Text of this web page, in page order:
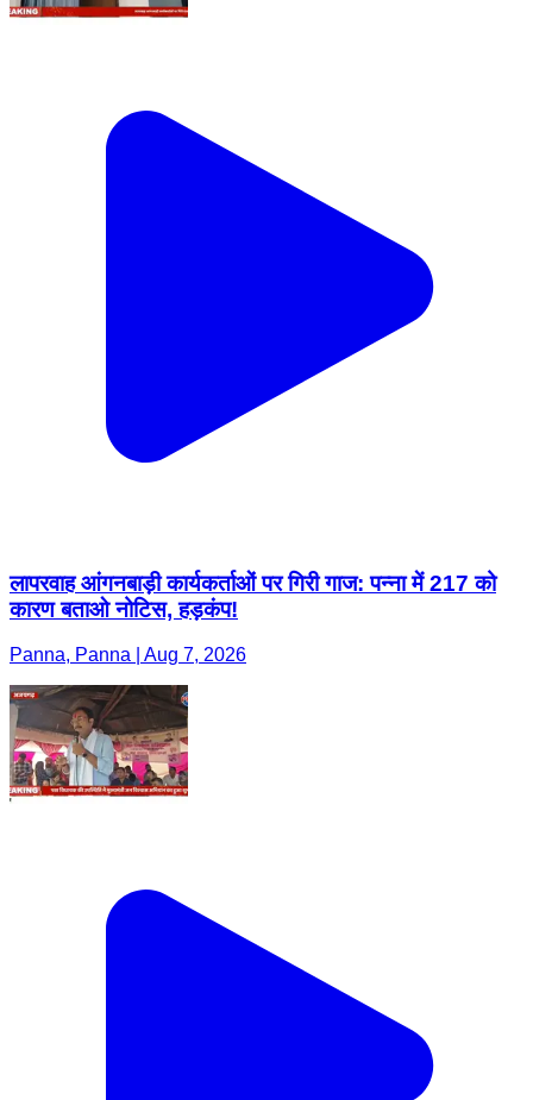
लापरवाह आंगनबाड़ी कार्यकर्ताओं पर गिरी गाज: पन्ना में 217 को
कारण बताओ नोटिस, हड़कंप!
Panna, Panna | Aug 7, 2026